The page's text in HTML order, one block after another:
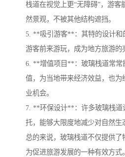
栈道在视觉上更“无障碍”，游客
然景观，不被其他结构遮挡。
5. **吸引游客**：其特的设计和
游客前来游玩，成为地方旅游的
6. **增值项目**：玻璃栈道常常
值，为当地带来经济效益，也为
业机会。
7. **环保设计**：许多玻璃栈道
托，能够大限度地减少对自然生
总的来说，玻璃栈道不仅提供
为促进旅游发展的一种有效方式。